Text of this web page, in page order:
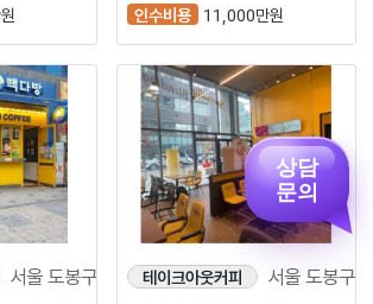
인수비용
11,000만원
서울 도봉구 테이크아웃커피 서울 도봉구
상담
문의